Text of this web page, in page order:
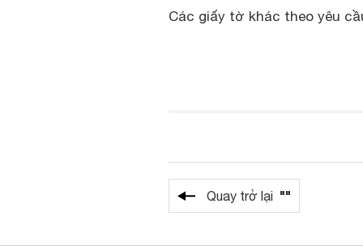
Các giấy tờ khác theo yêu
Quay trở lại ""